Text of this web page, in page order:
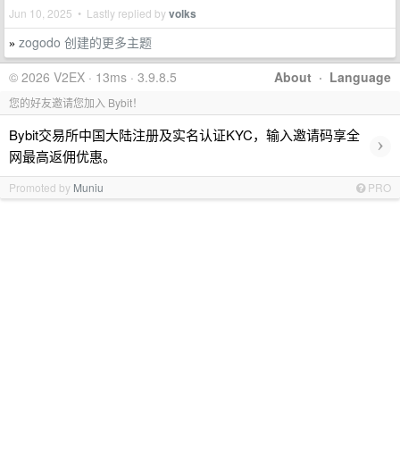
Jun 10, 2025 • Lastly replied byvolks
» zogodo 创建的更多主题
About · Language
© 2026 V2EX · 13ms · 3.9.8.5
您的好友邀请您加入 Bybit！
Bybit交易所中国大陆注册及实名认证KYC，输入邀请码享全
网最高返佣优惠。
›
Promoted by Muniu PRO